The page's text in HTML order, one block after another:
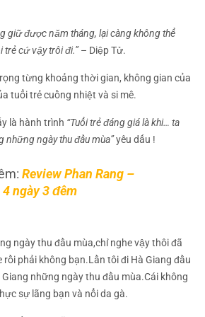
giữ được năm tháng, lại càng không thể
trẻ cứ vậy trôi đi.”– Diệp Tử.
từng khoảng thời gian, không gian của
tuổi trẻ cuồng nhiệt và si mê.
là hành trình “Tuổi trẻ đáng giá là khi… ta
những ngày thu đầu mùa”yêu dấu !
Review Phan Rang –
ngày 3 đêm
ngày thu đầu mùa,chỉ nghe vậy thôi đã
rồi phải không bạn.Lần tôi đi Hà Giang đầu
những ngày thu đầu mùa.Cái không
sự lãng bạn và nổi da gà.